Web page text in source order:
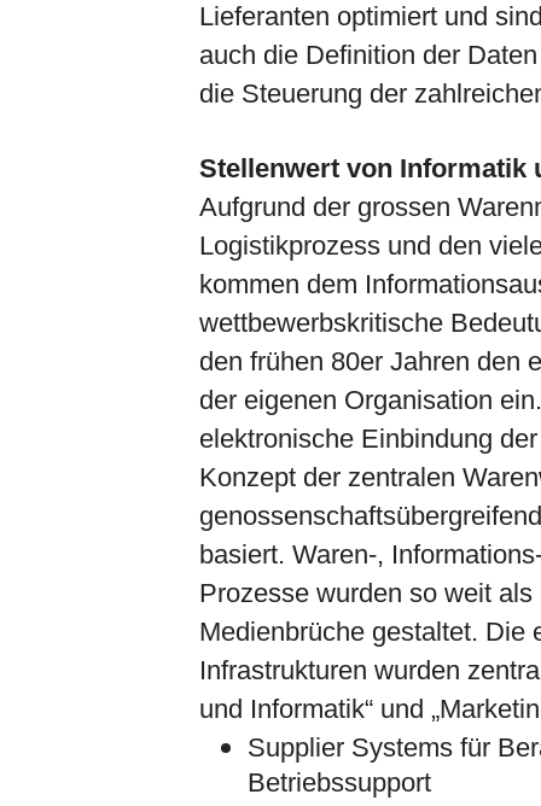
Lieferanten optimiert und
auch die Definition der
die Steuerung der
Stellenwert von Informatik
Aufgrund der grossen
Logistikprozess und den
kommen dem
wettbewerbskritische
den frühen 80er Jahren den
der eigenen Organisation
elektronische Einbindung
Konzept der zentralen
basiert. Waren-,
Prozesse wurden so weit
Medienbrüche gestaltet. Die
Infrastrukturen wurden
und Informatik“ und
Supplier Systems für
Betriebssupport